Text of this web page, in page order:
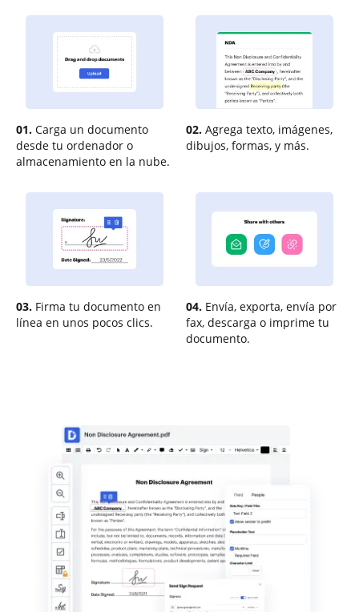
01. Carga un documento
desde tu ordenador o
almacenamiento en la nube.
02. Agrega texto, imágenes,
dibujos, formas, y más.
03. Firma tu documento en
línea en unos pocos clics.
04. Envía, exporta, envía por
fax, descarga o imprime tu
documento.